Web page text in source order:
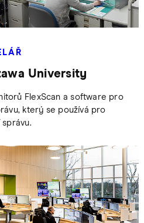
University
FlexScan a software pro
který se používá pro
správu.